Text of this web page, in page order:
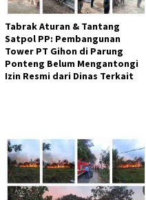
Tabrak Aturan & Tantang
Satpol PP: Pembangunan
Tower PT Gihon di Parung
Ponteng Belum Mengantongi
Izin Resmi dari Dinas Terkait